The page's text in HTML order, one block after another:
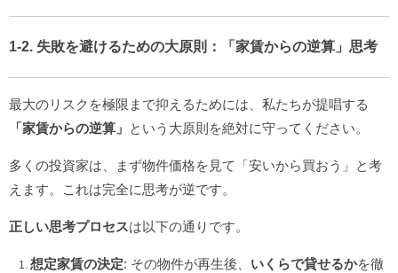
1-2. 失敗を避けるための大原則：「家賃からの逆算」思考
最大のリスクを極限まで抑えるためには、私たちが提唱する
「家賃からの逆算」 という大原則を絶対に守ってください。
多くの投資家は、まず物件価格を見て「安いから買おう」と考
えます。これは完全に思考が逆です。
正しい思考プロセスは以下の通りです。
想定家賃の決定: その物件が再生後、 いくらで貸せるかを徹